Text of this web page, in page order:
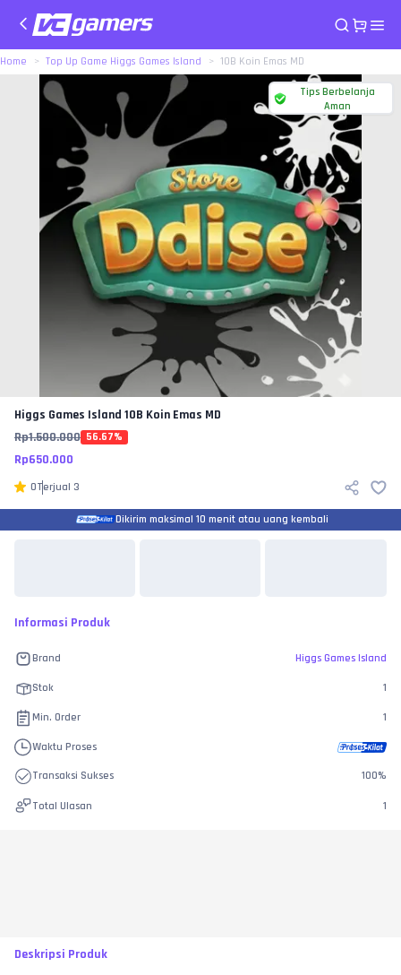
Home Top Up Game Higgs Games Island 10B Koin Emas MD
Tips Berbelanja
Aman
Higgs Games Island 10B Koin Emas MD
Rp1.500.000 56.67%
Rp650.000
0Terjual 3
Dikirim maksimal 10 menit atau uang kembali
Informasi Produk
Brand Higgs Games Island
Stok 1
Min. Order 1
Waktu Proses
Transaksi Sukses 100%
Total Ulasan 1
Deskripsi Produk